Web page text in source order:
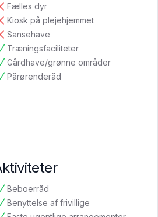
Fælles dyr
tilgængelig
Kiosk på plejehjemmet
tilgængelig
Sansehave
tilgængelig
Træningsfaciliteter
Gårdhave/grønne områder
Pårørenderåd
Beboerråd
Benyttelse af frivillige